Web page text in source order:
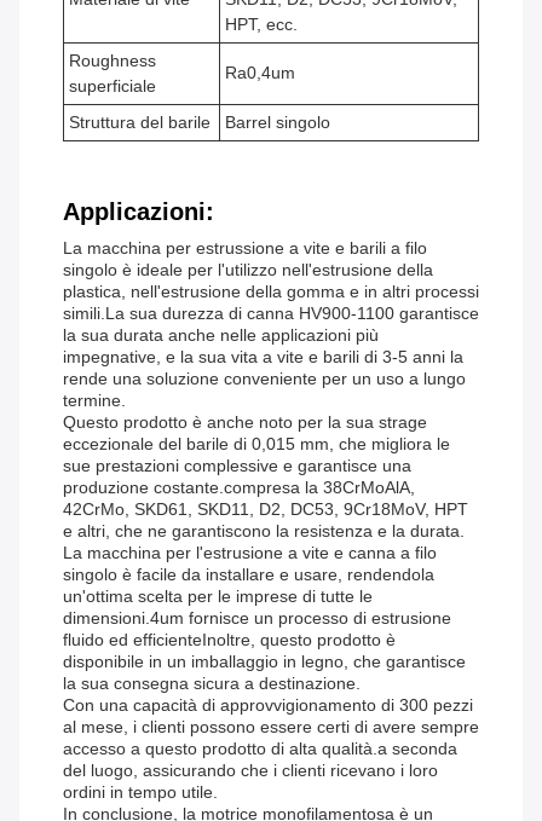
HPT, ecc.
Roughness
superficiale
Ra0,4um
Struttura del barile Barrel singolo
Applicazioni:
La macchina per estrussione a vite e barili a filo
singolo è ideale per l'utilizzo nell'estrusione della
plastica, nell'estrusione della gomma e in altri processi
simili.La sua durezza di canna HV900-1100 garantisce
la sua durata anche nelle applicazioni più
impegnative, e la sua vita a vite e barili di 3-5 anni la
rende una soluzione conveniente per un uso a lungo
termine.
Questo prodotto è anche noto per la sua strage
eccezionale del barile di 0,015 mm, che migliora le
sue prestazioni complessive e garantisce una
produzione costante.compresa la 38CrMoAlA,
42CrMo, SKD61, SKD11, D2, DC53, 9Cr18MoV, HPT
e altri, che ne garantiscono la resistenza e la durata.
La macchina per l'estrusione a vite e canna a filo
singolo è facile da installare e usare, rendendola
un'ottima scelta per le imprese di tutte le
dimensioni.4um fornisce un processo di estrusione
fluido ed efficienteInoltre, questo prodotto è
disponibile in un imballaggio in legno, che garantisce
la sua consegna sicura a destinazione.
Con una capacità di approvvigionamento di 300 pezzi
al mese, i clienti possono essere certi di avere sempre
accesso a questo prodotto di alta qualità.a seconda
del luogo, assicurando che i clienti ricevano i loro
ordini in tempo utile.
In conclusione, la motrice monofilamentosa è un